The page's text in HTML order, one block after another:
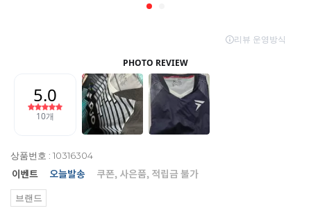
상품번호 : 10316304
브랜드